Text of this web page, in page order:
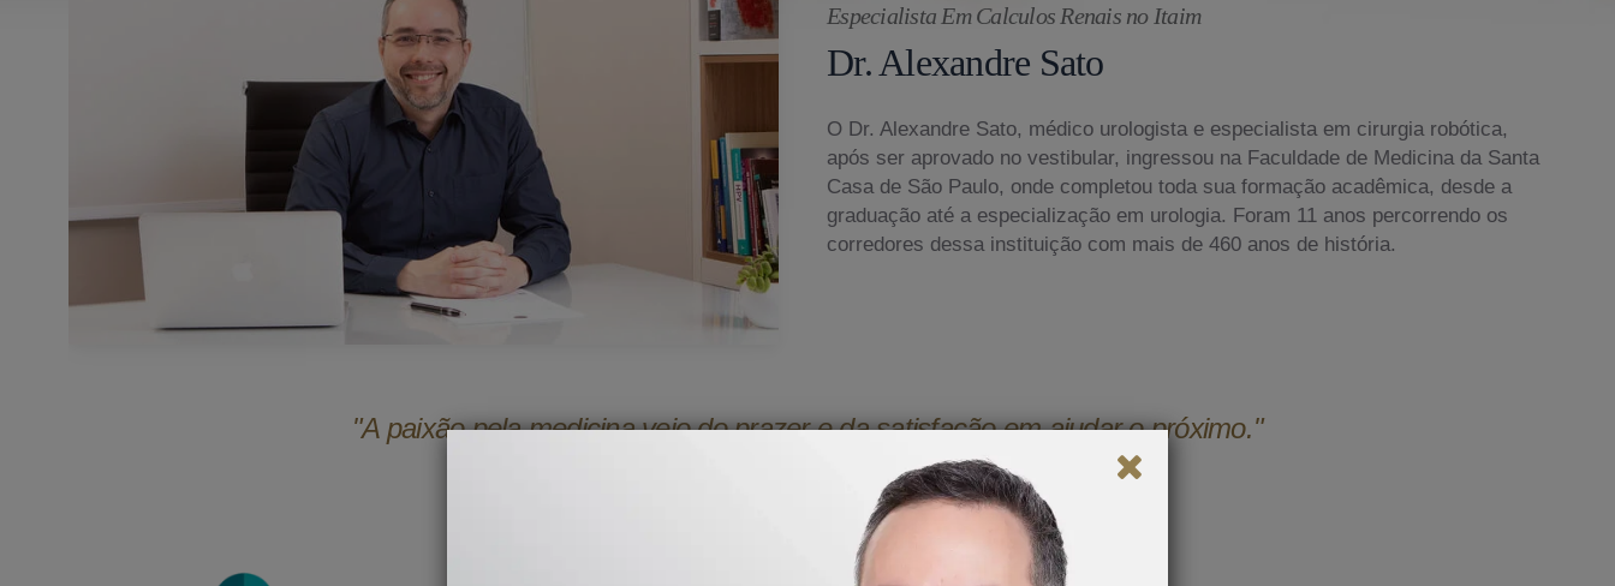
Especialista Em Calculos Renais no Itaim
Dr. Alexandre Sato
O Dr. Alexandre Sato, médico urologista e especialista em cirurgia robótica,
após ser aprovado no vestibular, ingressou na Faculdade de Medicina da Santa
Casa de São Paulo, onde completou toda sua formação acadêmica, desde a
graduação até a especialização em urologia. Foram 11 anos percorrendo os
corredores dessa instituição com mais de 460 anos de história.
"A paixão pela medicina veio do prazer e da satisfação em ajudar o próximo."
- Dr. Alexandre Sato